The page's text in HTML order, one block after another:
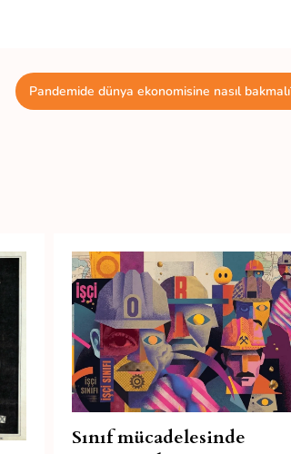
Pandemide dünya ekonomisine nasıl
Sınıf mücadelesinde